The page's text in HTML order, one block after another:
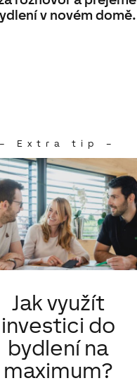
v novém domě.
– Extra tip –
Jak využít
investici do
bydlení na
maximum?